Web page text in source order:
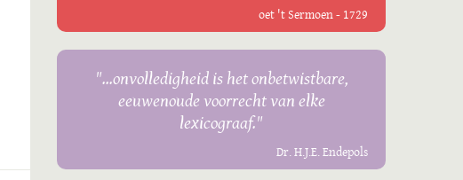
oet 't Sermoen - 1729
"...onvolledigheid is het onbetwistbare,
eeuwenoude voorrecht van elke
lexicograaf."
Dr. H.J.E. Endepols